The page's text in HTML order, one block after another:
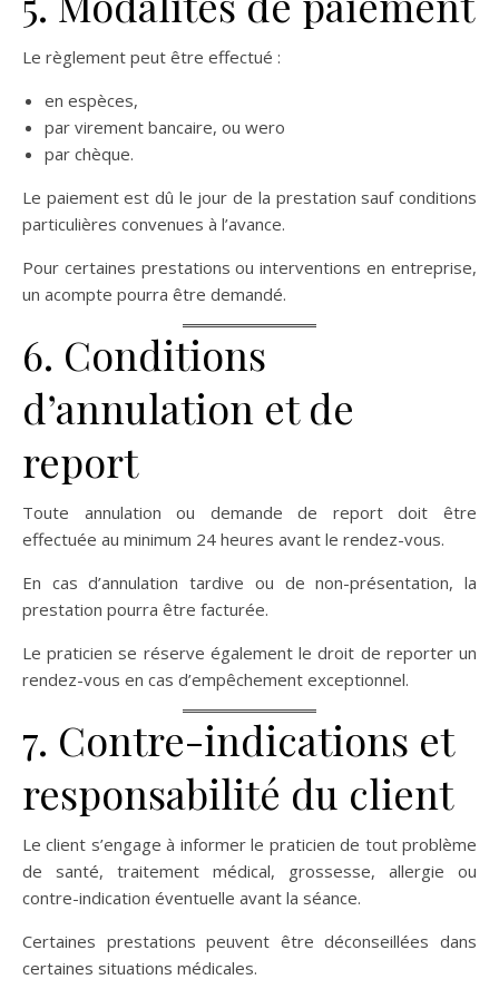
Le règlement peut être effectué :
en espèces,
par virement bancaire, ou wero
par chèque.
Le paiement est dû le jour de la prestation sauf conditions
particulières convenues à l’avance.
Pour certaines prestations ou interventions en entreprise,
un acompte pourra être demandé.
6. Conditions
d’annulation et de
report
Toute annulation ou demande de report doit être
effectuée au minimum 24 heures avant le rendez-vous.
En cas d’annulation tardive ou de non-présentation, la
prestation pourra être facturée.
Le praticien se réserve également le droit de reporter un
rendez-vous en cas d’empêchement exceptionnel.
7. Contre-indications et
responsabilité du client
Le client s’engage à informer le praticien de tout problème
de santé, traitement médical, grossesse, allergie ou
contre-indication éventuelle avant la séance.
Certaines prestations peuvent être déconseillées dans
certaines situations médicales.